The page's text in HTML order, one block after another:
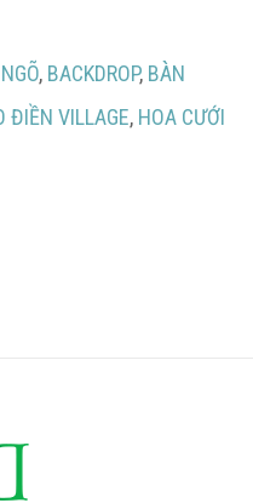
, BACKDROP, BÀN
ĐIỀN VILLAGE, HOA CƯỚI